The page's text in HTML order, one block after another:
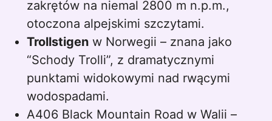
zakrętów na niemal 2800 m n.p.m.,
otoczona alpejskimi szczytami.
Trollstigen w Norwegii – znana jako
“Schody Trolli”, z dramatycznymi
punktami widokowymi nad rwącymi
wodospadami.
A406 Black Mountain Road w Walii –